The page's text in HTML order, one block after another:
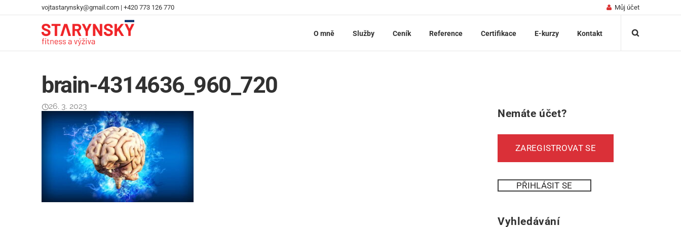
vojtastarynsky@gmail.com | +420 773 126 770 Můj účet
O mně Služby Ceník Reference Certifikace E-kurzy Kontakt
brain-4314636_960_720
26. 3. 2023
Nemáte účet?
ZAREGISTROVAT SE
PŘIHLÁSIT SE
Vyhledávání